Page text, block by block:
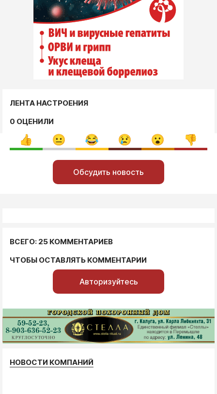
ЛЕНТА НАСТРОЕНИЯ
0 ОЦЕНИЛИ
Обсудить новость
ВСЕГО: 25 КОММЕНТАРИЕВ
ЧТОБЫ ОСТАВЛЯТЬ КОММЕНТАРИИ
Авторизуйтесь
НОВОСТИ КОМПАНИЙ